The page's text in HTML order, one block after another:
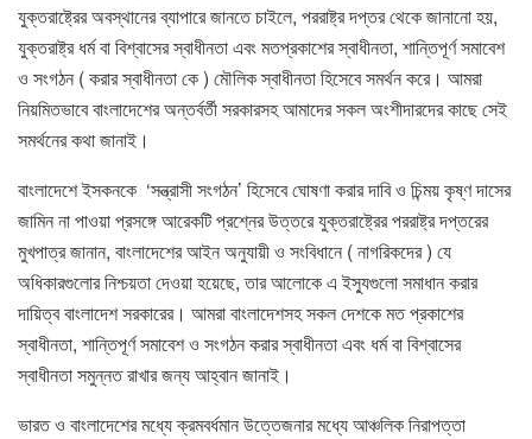
যুক্তরাষ্ট্রের অবস্থানের ব্যাপারে জানতে চাইলে, পররাষ্ট্র দপ্তর থেকে জানানো হয়,
যুক্তরাষ্ট্র ধর্ম বা বিশ্বাসের স্বাধীনতা এবং মতপ্রকাশের স্বাধীনতা, শান্তিপূর্ণ সমাবেশ
ও সংগঠন ( করার স্বাধীনতা কে ) মৌলিক স্বাধীনতা হিসেবে সমর্থন করে। আমরা
নিয়মিতভাবে বাংলাদেশের অন্তর্বর্তী সরকারসহ আমাদের সকল অংশীদারদের কাছে সেই
সমর্থনের কথা জানাই।
বাংলাদেশে ইসকনকে ‘সন্ত্রাসী সংগঠন’ হিসেবে ঘোষণা করার দাবি ও চিন্ময় কৃষ্ণ দাসের
জামিন না পাওয়া প্রসঙ্গে আরেকটি প্রশ্নের উত্তরে যুক্তরাষ্ট্রের পররাষ্ট্র দপ্তরের
মুখপাত্র জানান, বাংলাদেশের আইন অনুযায়ী ও সংবিধানে ( নাগরিকদের ) যে
অধিকারগুলোর নিশ্চয়তা দেওয়া হয়েছে, তার আলোকে এ ইস্যুগুলো সমাধান করার
দায়িত্ব বাংলাদেশ সরকারের। আমরা বাংলাদেশসহ সকল দেশকে মত প্রকাশের
স্বাধীনতা, শান্তিপূর্ণ সমাবেশ ও সংগঠন করার স্বাধীনতা এবং ধর্ম বা বিশ্বাসের
স্বাধীনতা সমুন্নত রাখার জন্য আহ্বান জানাই।
ভারত ও বাংলাদেশের মধ্যে ক্রমবর্ধমান উত্তেজনার মধ্যে আঞ্চলিক নিরাপত্তা